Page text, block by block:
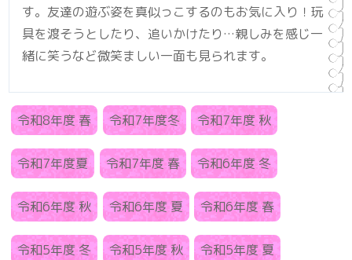
す。友達の遊ぶ姿を真似っこするのもお気に入り！玩
具を渡そうとしたり、追いかけたり…親しみを感じ一
緒に笑うなど微笑ましい一面も見られます。
令和8年度 春 令和7年度冬 令和7年度 秋
令和7年度夏 令和7年度 春 令和6年度 冬
令和6年度 秋 令和6年度 夏 令和6年度 春
令和5年度 冬 令和5年度 秋 令和5年度 夏